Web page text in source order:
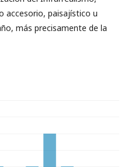
accesorio, paisajístico u
más precisamente de la